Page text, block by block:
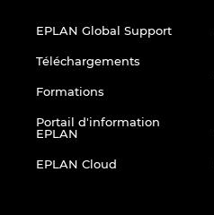
EPLAN Global Support
Téléchargements
Formations
Portail d'information
EPLAN
EPLAN Cloud